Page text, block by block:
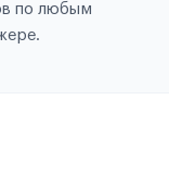
по любым